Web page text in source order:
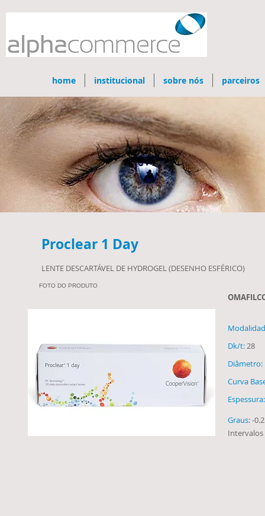
home institucional sobre nós parceiros
Proclear 1 Day
LENTE DESCARTÁVEL DE HYDROGEL (DESENHO ESFÉRICO)​
FOTO DO PRODUTO
Dk/t:28
Diâmetro:
Curva
Graus:-
Intervalos